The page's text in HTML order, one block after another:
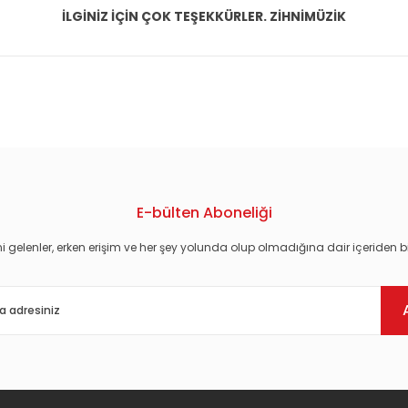
İLGİNİZ İÇİN ÇOK TEŞEKKÜRLER. ZİHNİMÜZİK
E-bülten Aboneliği
gelenler, erken erişim ve her şey yolunda olup olmadığına dair içeriden